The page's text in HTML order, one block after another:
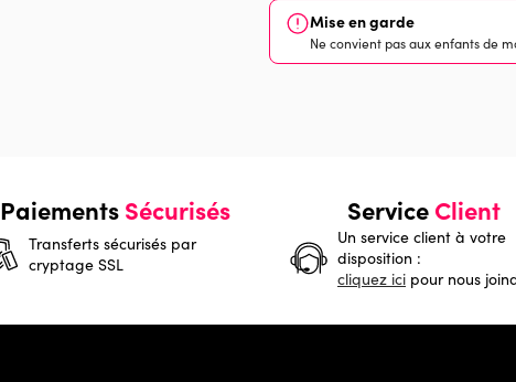
Mise en garde
Ne convient pas aux enfants de
PaiementsSécurisés
Transferts sécurisés par
cryptage SSL
ServiceClient
Un service client à votre
disposition :
cliquez ici pour nous